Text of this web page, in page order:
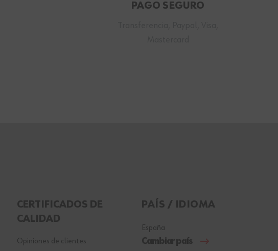
PAGO SEGURO
CERTIFICADOS DE
CALIDAD
Opiniones de clientes
PAÍS / IDIOMA
España
Cambiar país